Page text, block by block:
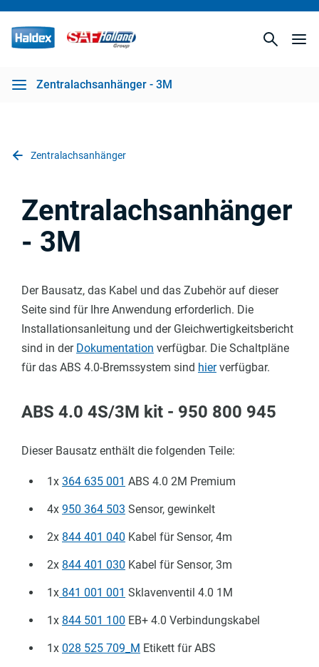
Zentralachsanhänger - 3M
Zentralachsanhänger
Zentralachsanhänger
- 3M
Der Bausatz, das Kabel und das Zubehör auf dieser
Seite sind für Ihre Anwendung erforderlich. Die
Installationsanleitung und der Gleichwertigkeitsbericht
sind in der Dokumentation verfügbar. Die Schaltpläne
für das ABS 4.0-Bremssystem sind hierverfügbar.
ABS 4.0 4S/3M kit - 950 800 945
Dieser Bausatz enthält die folgenden Teile:
1x 364 635 001 ABS 4.0 2M Premium
4x 950 364 503 Sensor, gewinkelt
2x 844 401 040 Kabel für Sensor, 4m
2x 844 401 030 Kabel für Sensor, 3m
1x 841 001 001 Sklavenventil 4.0 1M
1x 844 501 100 EB+ 4.0 Verbindungskabel
1x 028 525 709_M Etikett für ABS